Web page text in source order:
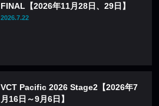
FINAL【2026年11月28日、29日】
2026.7.22
VCT Pacific 2026 Stage2【2026年7
月16日～9月6日】